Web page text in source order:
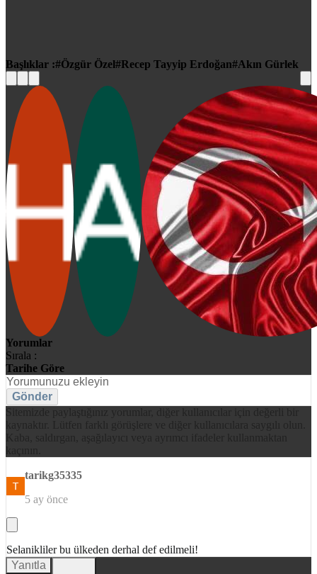
Başlıklar : Özgür Özel Recep Tayyip Erdoğan Akın Gürlek
Yorumlar
Sırala :
Tarihe Göre
Gönder
tarikg35335
5 ay önce
Selanikliler bu ülkeden derhal def edilmeli!
Yanıtla